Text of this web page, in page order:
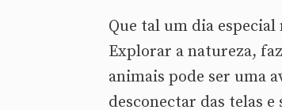
Que tal um dia
Explorar a natureza,
animais pode ser uma
desconectar das telas